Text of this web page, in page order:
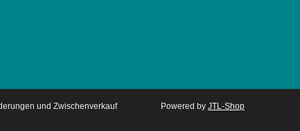
und Zwischenverkauf
Powered by JTL-Shop